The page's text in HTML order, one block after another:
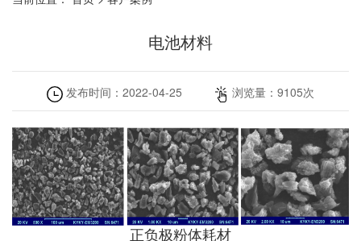
电池材料
发布时间： 2022-04-25 浏览量： 9105次
正负极粉体耗材